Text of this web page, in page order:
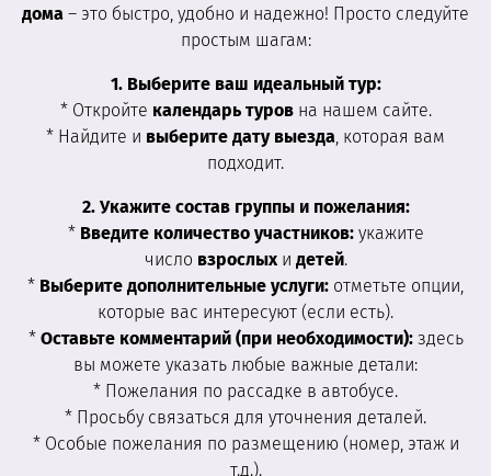
дома – это быстро, удобно и надежно! Просто следуйте
простым шагам:
1. Выберите ваш идеальный тур:
* Откройте календарь туровна нашем сайте.
* Найдите и выберите дату выезда, которая вам
подходит.
2. Укажите состав группы и пожелания:
* Введите количество участников:укажите
число взрослыхи детей.
* Выберите дополнительные услуги: отметьте опции,
которые вас интересуют (если есть).
* Оставьте комментарий (при необходимости):здесь
вы можете указать любые важные детали:
* Пожелания по рассадке в автобусе.
* Просьбу связаться для уточнения деталей.
* Особые пожелания по размещению (номер, этаж и
т.д.).